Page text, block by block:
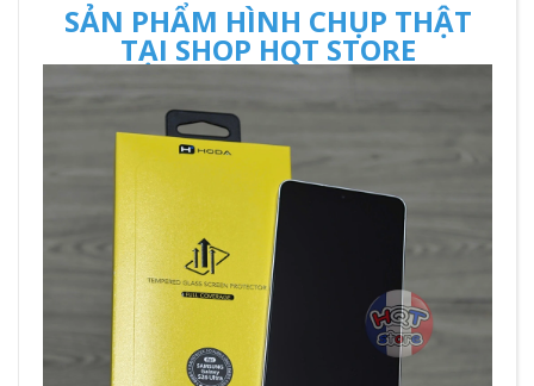
SẢN PHẨM HÌNH CHỤP THẬT
TẠI SHOP HQT STORE